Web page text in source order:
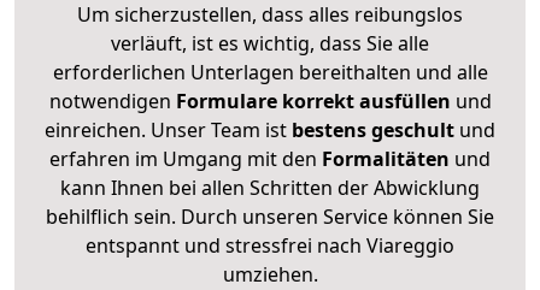
Um sicherzustellen, dass alles reibungslos
verläuft, ist es wichtig, dass Sie alle
erforderlichen Unterlagen bereithalten und alle
notwendigen Formulare korrekt ausfüllen und
einreichen. Unser Team ist bestens geschult und
erfahren im Umgang mit den Formalitäten und
kann Ihnen bei allen Schritten der Abwicklung
behilflich sein. Durch unseren Service können Sie
entspannt und stressfrei nach Viareggio
umziehen.